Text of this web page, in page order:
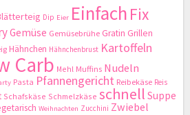
Dip Eier Einfach Fix
Gemüse Gemüsebrühe Gratin Grillen
Hähnchen Hähnchenbrust Kartoffeln
Carb Mehl Muffins Nudeln
Pasta Pfannengericht Reibekäse Reis
Schafskäse Schmelzkäse schnell Suppe
Weihnachten Zucchini Zwiebel